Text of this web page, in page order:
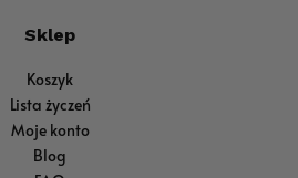
Sklep
Koszyk
Lista życzeń
Moje konto
Blog